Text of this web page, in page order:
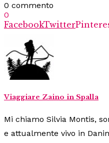
0 commento
0
FacebookTwitter
Viaggiare Zaino in Spalla
Mi chiamo Silvia Montis,
e attualmente vivo in